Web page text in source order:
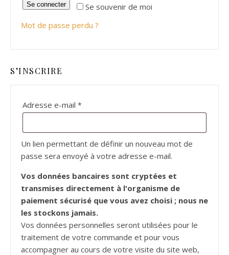
Se souvenir de moi
Se connecter
Mot de passe perdu ?
S’INSCRIRE
Adresse e-mail *
Un lien permettant de définir un nouveau mot de
passe sera envoyé à votre adresse e-mail.
Vos données bancaires sont cryptées et
transmises directement à l'organisme de
paiement sécurisé que vous avez choisi ; nous ne
les stockons jamais.
Vos données personnelles seront utilisées pour le
traitement de votre commande et pour vous
accompagner au cours de votre visite du site web,